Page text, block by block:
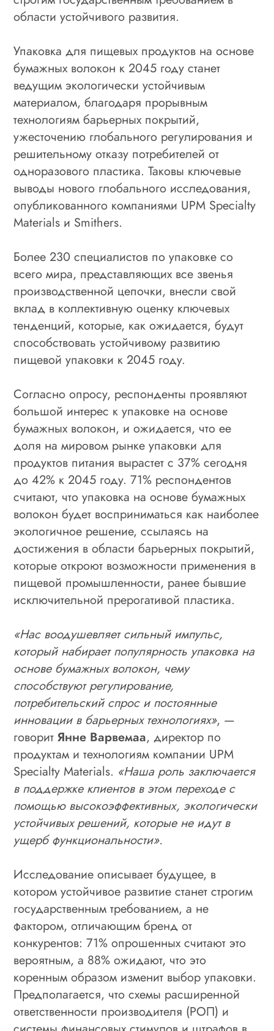
области устойчивого развития.
Упаковка для пищевых продуктов на основе
бумажных волокон к 2045 году станет
ведущим экологически устойчивым
материалом, благодаря прорывным
технологиям барьерных покрытий,
ужесточению глобального регулирования и
решительному отказу потребителей от
одноразового пластика. Таковы ключевые
выводы нового глобального исследования,
опубликованного компаниями UPM Specialty
Materials и Smithers.
Более 230 специалистов по упаковке со
всего мира, представляющих все звенья
производственной цепочки, внесли свой
вклад в коллективную оценку ключевых
тенденций, которые, как ожидается, будут
способствовать устойчивому развитию
пищевой упаковки к 2045 году.
Согласно опросу, респонденты проявляют
большой интерес к упаковке на основе
бумажных волокон, и ожидается, что ее
доля на мировом рынке упаковки для
продуктов питания вырастет с 37% сегодня
до 42% к 2045 году. 71% респондентов
считают, что упаковка на основе бумажных
волокон будет восприниматься как наиболее
экологичное решение, ссылаясь на
достижения в области барьерных покрытий,
которые откроют возможности применения в
пищевой промышленности, ранее бывшие
исключительной прерогативой пластика.
«Нас воодушевляет сильный импульс,
который набирает популярность упаковка на
основе бумажных волокон, чему
способствуют регулирование,
потребительский спрос и постоянные
инновации в барьерных технологиях», —
говоритЯнне Варвемаа, директор по
продуктам и технологиям компании UPM
Specialty Materials. «Наша роль заключается
в поддержке клиентов в этом переходе с
помощью высокоэффективных, экологически
устойчивых решений, которые не идут в
ущерб функциональности».
Исследование описывает будущее, в
котором устойчивое развитие станет строгим
государственным требованием, а не
фактором, отличающим бренд от
конкурентов: 71% опрошенных считают это
вероятным, а 88% ожидают, что это
коренным образом изменит выбор упаковки.
Предполагается, что схемы расширенной
ответственности производителя (РОП) и